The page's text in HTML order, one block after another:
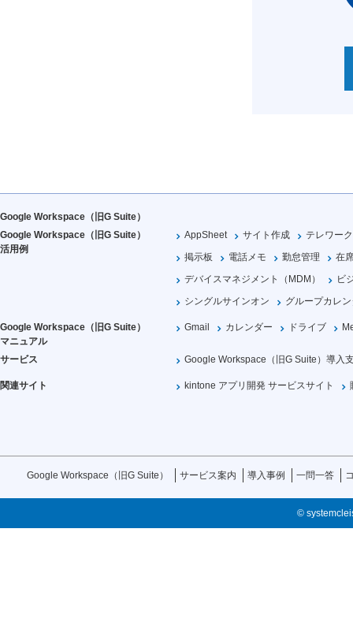
Google Workspace（旧G Suite）
Google Workspace（旧G Suite）
活用例
AppSheet サイト作成
テレワーク
掲示板
電話メモ 勤怠管理
在
デバイスマネジメント（MDM）
ビ
シングルサインオン
グループカレ
Google Workspace（旧G Suite）
マニュアル
Gmail カレンダー ドライブ
サービス Google Workspace（旧G Suite）導入
関連サイト kintone アプリ開発 サービスサイト
Google Workspace（旧G Suite） サービス案内 導入事例 一問一答
©